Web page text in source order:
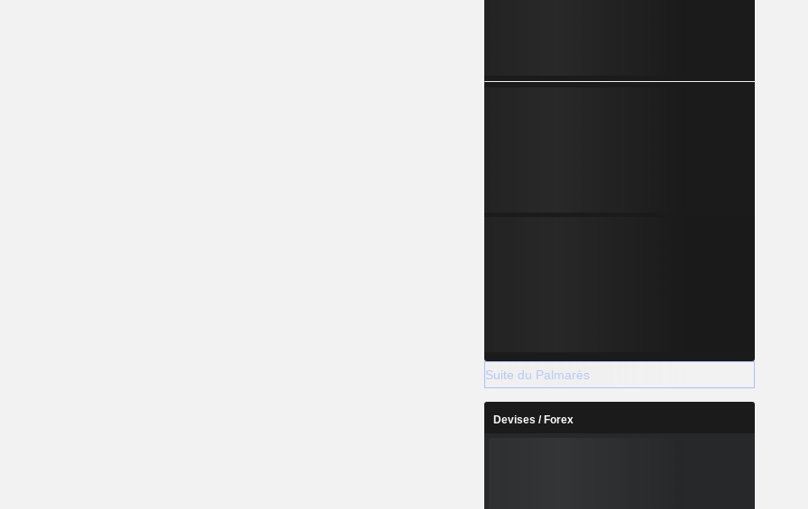
Suite du Palmarès
Devises / Forex